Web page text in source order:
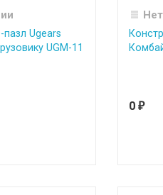
пазл Ugears
UGM-11
0 ₽